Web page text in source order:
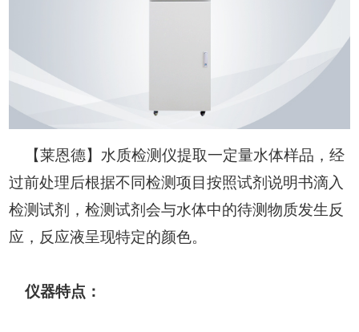
【莱恩德】水质检测仪提取一定量水体样品，经
过前处理后根据不同检测项目按照试剂说明书滴入
检测试剂，检测试剂会与水体中的待测物质发生反
应，反应液呈现特定的颜色。
仪器特点：